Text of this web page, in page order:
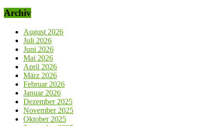
Archiv
August 2026
Juli 2026
Juni 2026
Mai 2026
April 2026
März 2026
Februar 2026
Januar 2026
Dezember 2025
November 2025
Oktober 2025